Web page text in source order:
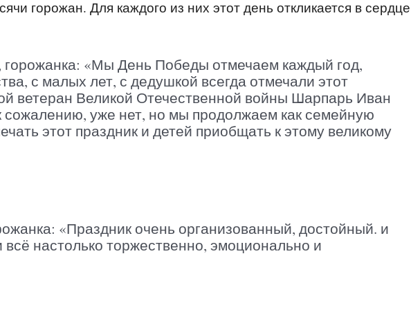
горожан. Для каждого из них этот день откликается в
горожанка: «Мы День Победы отмечаем каждый год,
с малых лет, с дедушкой всегда отмечали этот
ветеран Великой Отечественной войны Шарпарь Иван
сожалению, уже нет, но мы продолжаем как семейную
этот праздник и детей приобщать к этому великому
«Праздник очень организованный, достойный. и
настолько торжественно, эмоционально и